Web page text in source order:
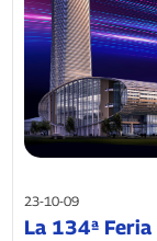
23-10-09
La 134ª